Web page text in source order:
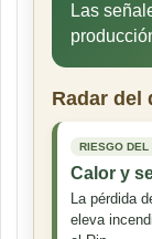
Las
Radar del
RIESGO DEL
Calor y
La pérdida
eleva